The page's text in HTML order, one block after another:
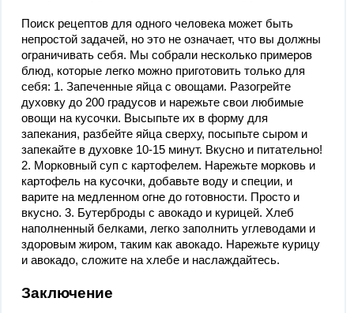
Поиск рецептов для одного человека может быть
непростой задачей, но это не означает, что вы должны
ограничивать себя. Мы собрали несколько примеров
блюд, которые легко можно приготовить только для
себя: 1. Запеченные яйца с овощами. Разогрейте
духовку до 200 градусов и нарежьте свои любимые
овощи на кусочки. Высыпьте их в форму для
запекания, разбейте яйца сверху, посыпьте сыром и
запекайте в духовке 10-15 минут. Вкусно и питательно!
2. Морковный суп с картофелем. Нарежьте морковь и
картофель на кусочки, добавьте воду и специи, и
варите на медленном огне до готовности. Просто и
вкусно. 3. Бутерброды с авокадо и курицей. Хлеб
наполненный белками, легко заполнить углеводами и
здоровым жиром, таким как авокадо. Нарежьте курицу
и авокадо, сложите на хлебе и наслаждайтесь.
Заключение